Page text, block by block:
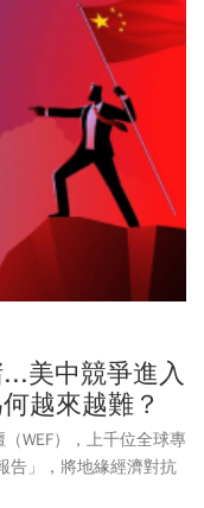
美中競爭進入
越來越難？
WEF），上千位全球專
告」，將地緣經濟對抗
超越國際武裝衝突、